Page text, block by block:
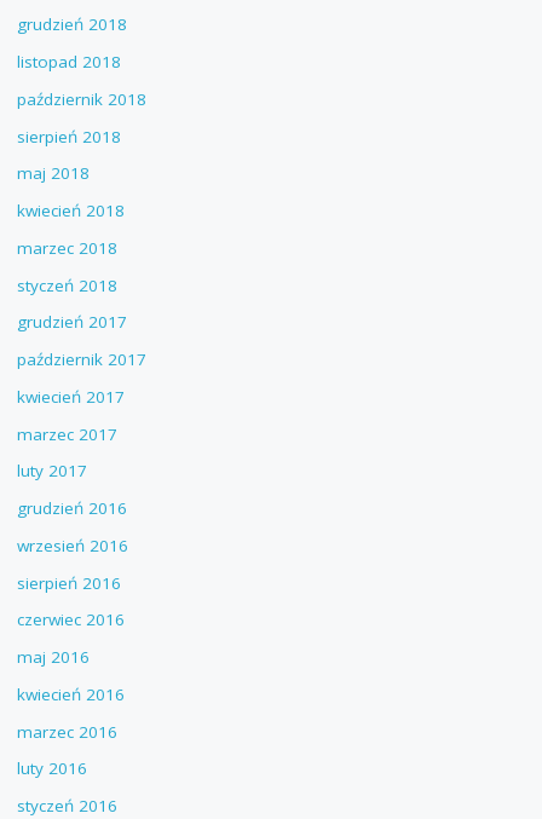
grudzień 2018
listopad 2018
październik 2018
sierpień 2018
maj 2018
kwiecień 2018
marzec 2018
styczeń 2018
grudzień 2017
październik 2017
kwiecień 2017
marzec 2017
luty 2017
grudzień 2016
wrzesień 2016
sierpień 2016
czerwiec 2016
maj 2016
kwiecień 2016
marzec 2016
luty 2016
styczeń 2016